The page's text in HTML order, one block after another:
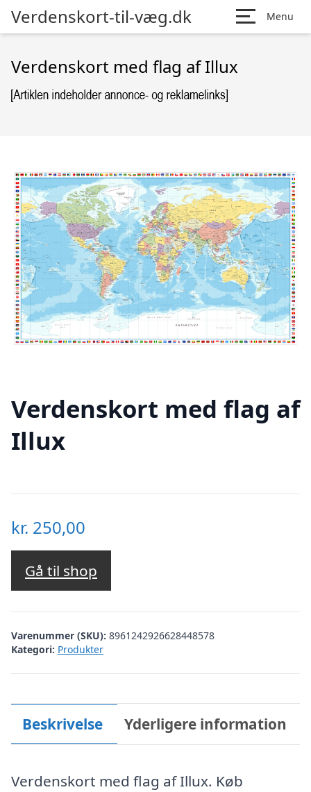
Verdenskort-til-væg.dk Menu
Verdenskort med flag af Illux
Verdenskort med flag af
Illux
kr. 250,00
Gå til shop
Varenummer (SKU): 8961242926628448578
Kategori: Produkter
Beskrivelse Yderligere information
Verdenskort med flag af Illux. Køb